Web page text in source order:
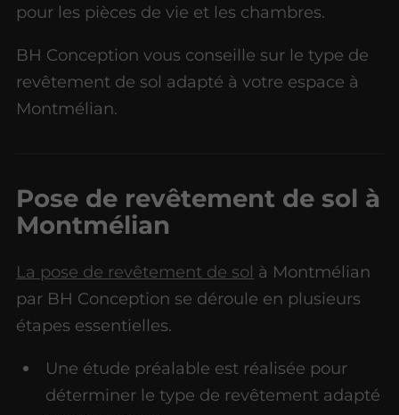
pour les pièces de vie et les chambres.
BH Conception vous conseille sur le type de
revêtement de sol adapté à votre espace à
Montmélian.
Pose de revêtement de sol à
Montmélian
La pose de revêtement de sol à Montmélian
par BH Conception se déroule en plusieurs
étapes essentielles.
Une étude préalable est réalisée pour
déterminer le type de revêtement adapté